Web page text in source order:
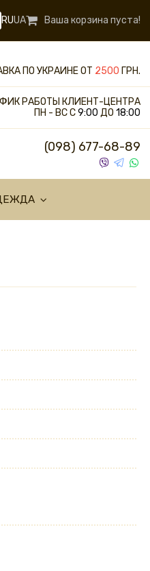
RUUA Ваша корзина пуста!
ПО УКРАИНЕ ОТ 2500 ГРН.
РАБОТЫ КЛИЕНТ-ЦЕНТРА
ПН - ВС С9:00 ДО 18:00
(098) 677-68-89